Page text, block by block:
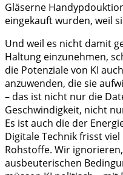
Gläserne
eingekauft wurden, weil
Und weil es nicht damit
Haltung einzunehmen,
die Potenziale von KI
anzuwenden, die sie
– das ist nicht nur die
Geschwindigkeit, nicht
Es ist auch die der
Digitale Technik frisst
Rohstoffe. Wir
ausbeuterischen